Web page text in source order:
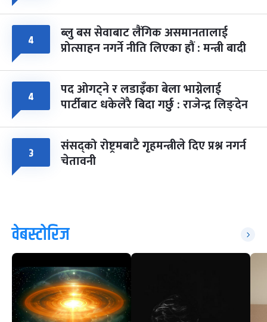
४ ब्लु बस सेवाबाट लैंगिक असमानतालाई
प्रोत्साहन नगर्ने नीति लिएका हौं : मन्त्री बादी
४ पद ओगट्ने र लडाइँका बेला भाग्नेलाई
पार्टीबाट धकेलेरै बिदा गर्छु : राजेन्द्र लिङ्देन
३ संसद्को रोष्ट्रमबाटै गृहमन्त्रीले दिए प्रश्न नगर्न
चेतावनी
वेबस्टोरिज